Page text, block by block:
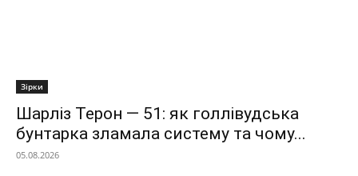
Зірки
Шарліз Терон — 51: як голлівудська
бунтарка зламала систему та чому...
05.08.2026